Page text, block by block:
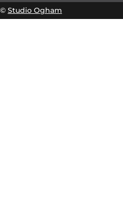
Studio Ogham